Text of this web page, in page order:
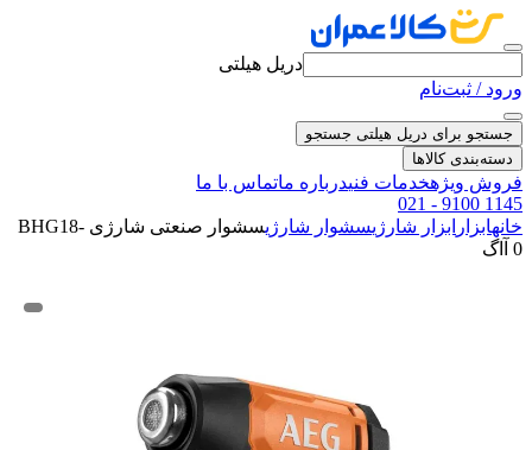
دریل هیلتی
ورود / ثبت‌نام
جستجو برای دریل هیلتی جستجو
دسته‌بندی کالاها
فروش ویژهخدمات فنیدرباره ماتماس با ما
021 - 9100 1145
خانهابزار ابزار شارژیسشوار شارژی
سشوار صنعتی شارژی BHG18-
0 آاگ